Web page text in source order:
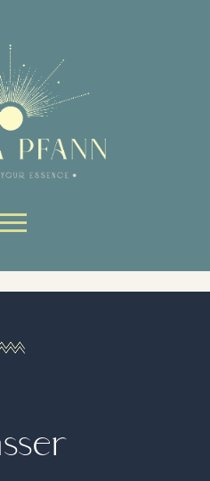
content
genutzt werden.
Always active